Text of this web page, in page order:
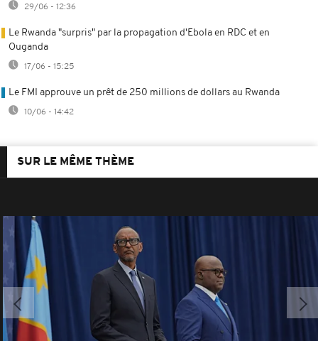
29/06 - 12:36
Le Rwanda "surpris" par la propagation d'Ebola en RDC et en
Ouganda
17/06 - 15:25
Le FMI approuve un prêt de 250 millions de dollars au Rwanda
10/06 - 14:42
SUR LE MÊME THÈME